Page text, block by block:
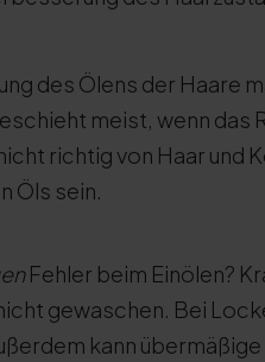
des Ölens der Haare
meist, wenn das
richtig von Haar und
Öls sein.
Fehler beim Einölen?
gewaschen. Bei
kann